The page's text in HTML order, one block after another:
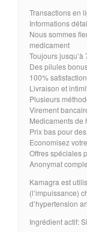
Transactions en
Informations
Nous sommes
medicament
Toujours
Des pilules
100%
Livraison et
Plusieurs
Virement
Medicaments de
Prix bas pour
Economisez
Offres spéciales
Anonymat
Kamagra est
(l’impuissance)
d’hypertension
Ingrédient actif: